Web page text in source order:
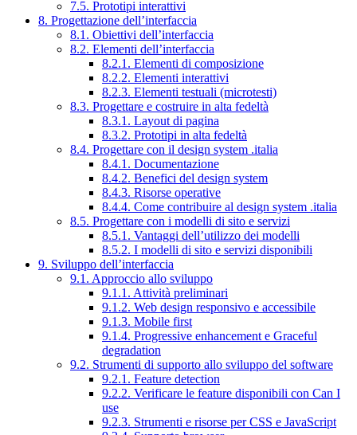
7.5. Prototipi interattivi
8. Progettazione dell’interfaccia
8.1. Obiettivi dell’interfaccia
8.2. Elementi dell’interfaccia
8.2.1. Elementi di composizione
8.2.2. Elementi interattivi
8.2.3. Elementi testuali (microtesti)
8.3. Progettare e costruire in alta fedeltà
8.3.1. Layout di pagina
8.3.2. Prototipi in alta fedeltà
8.4. Progettare con il design system .italia
8.4.1. Documentazione
8.4.2. Benefici del design system
8.4.3. Risorse operative
8.4.4. Come contribuire al design system .italia
8.5. Progettare con i modelli di sito e servizi
8.5.1. Vantaggi dell’utilizzo dei modelli
8.5.2. I modelli di sito e servizi disponibili
9. Sviluppo dell’interfaccia
9.1. Approccio allo sviluppo
9.1.1. Attività preliminari
9.1.2. Web design responsivo e accessibile
9.1.3. Mobile first
9.1.4. Progressive enhancement e Graceful
degradation
9.2. Strumenti di supporto allo sviluppo del software
9.2.1. Feature detection
9.2.2. Verificare le feature disponibili con Can I
use
9.2.3. Strumenti e risorse per CSS e JavaScript